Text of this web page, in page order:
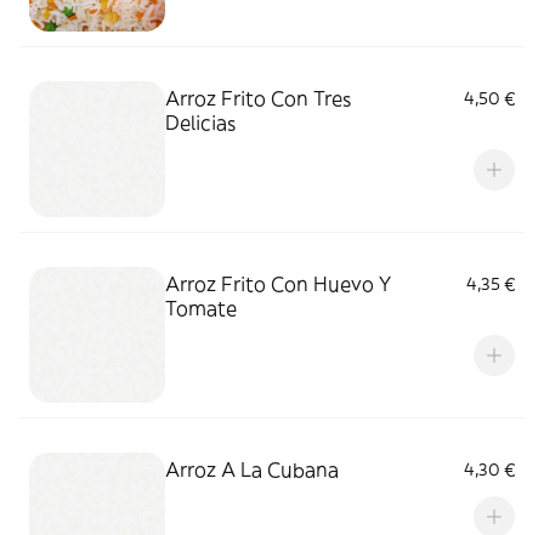
Arroz Frito Con Tres
Delicias
4,50 €
Arroz Frito Con Huevo Y
Tomate
4,35 €
Arroz A La Cubana 4,30 €